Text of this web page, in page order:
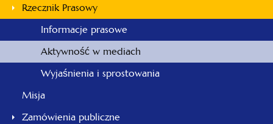
Rzecznik Prasowy
Informacje prasowe
Aktywność w mediach
Wyjaśnienia i sprostowania
Misja
Zamówienia publiczne